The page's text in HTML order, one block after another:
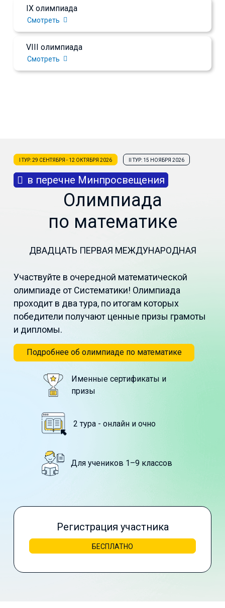
IX олимпиада
Смотреть
VIII олимпиада
Смотреть
I ТУР: 29 СЕНТЯБРЯ - 12 ОКТЯБРЯ 2026 II ТУР: 15 НОЯБРЯ 2026
в перечне Минпросвещения
Олимпиада
по математике
ДВАДЦАТЬ ПЕРВАЯ МЕЖДУНАРОДНАЯ
Участвуйте в очередной математической
олимпиаде от Систематики! Олимпиада
проходит в два тура, по итогам которых
победители получают ценные призы грамоты
и дипломы.
Подробнее об олимпиаде по математике
Именные сертификаты и
призы
2 тура - онлайн и очно
Для учеников 1–9 классов
Регистрация участника
БЕСПЛАТНО